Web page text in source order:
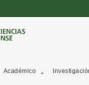
Académico